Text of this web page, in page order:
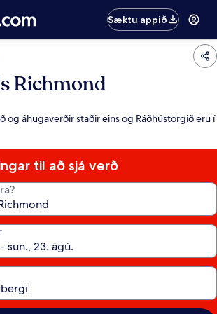
Sæktu appið
Richmond
og áhugaverðir staðir eins og Ráðhústorgið eru í
til að sjá verð